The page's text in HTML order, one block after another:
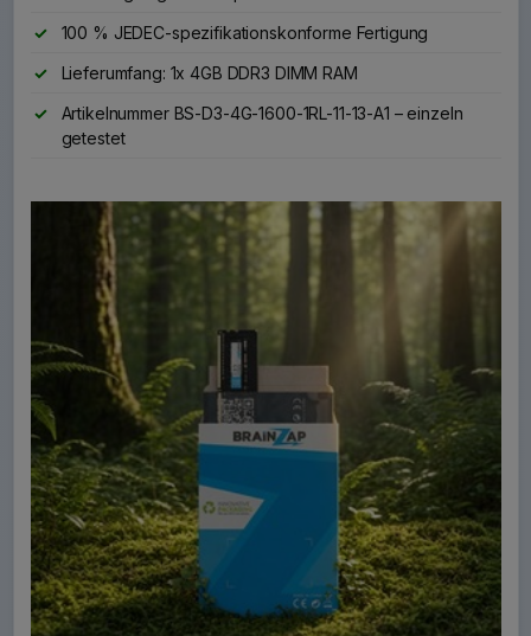
100 % JEDEC-spezifikationskonforme Fertigung
Lieferumfang: 1x 4GB DDR3 DIMM RAM
Artikelnummer BS-D3-4G-1600-1RL-11-13-A1 – einzeln
getestet